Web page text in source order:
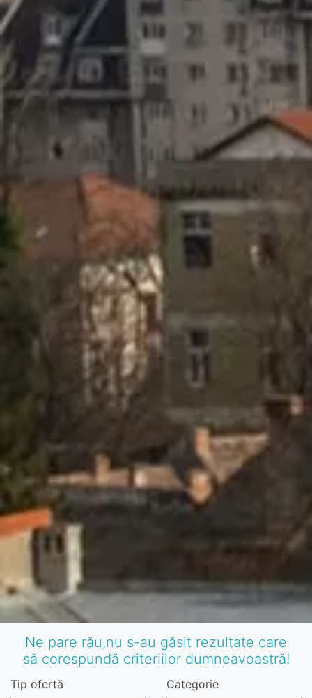
Ne pare rău,nu s-au găsit rezultate care
să corespundă criteriilor dumneavoastră!
Tip ofertă Categorie